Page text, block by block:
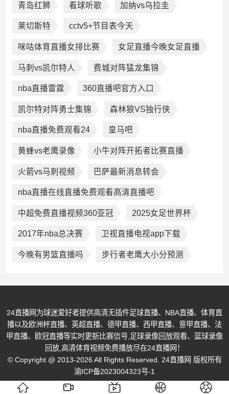
青岛红狮 看球听歌 加纳vs乌拉圭
莱切斯特 cctv5+节目表今天
咪咕体育直播女排比赛 女足直播今晚女足直播
马刺vs凯尔特人 费城对阵猛龙集锦
nba直播雷霆 360直播吧官方入口
凯尔特对阵勇士集锦 森林狼VS独行侠
nba直播免费观看24 皇马吧
黄蜂vs老鹰录像 小牛对阵开拓者比赛直播
火箭vs马刺视频 巴萨最新消息转会
nba直播在线直播免费观看高清直播吧
中超免费直播视频360亚冠 2025女足世界杯
2017年nba总决赛 卫视直播电视app下载
今晚有男篮直播吗 步行者老鹰大小分预测
24直播网为球迷爱好者提供高清无插件足球直播、NBA直播、体育直
播以及欧洲杯直播、英超直播、德甲直播、西甲直播、意甲直播、法
甲直播、欧冠直播等实时更新比赛信号,足球录像回放观看、篮球录像
回放,高清体育视频免费播放尽在24直播网！
© Copyright @ 2013-2026 All Rights Reserved. 24直播网 版权所有
渝ICP备2023004323号-1